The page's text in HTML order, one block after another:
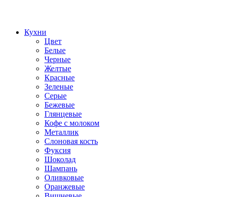
Кухни
Цвет
Белые
Черные
Желтые
Красные
Зеленые
Серые
Бежевые
Глянцевые
Кофе с молоком
Металлик
Слоновая кость
Фуксия
Шоколад
Шампань
Оливковые
Оранжевые